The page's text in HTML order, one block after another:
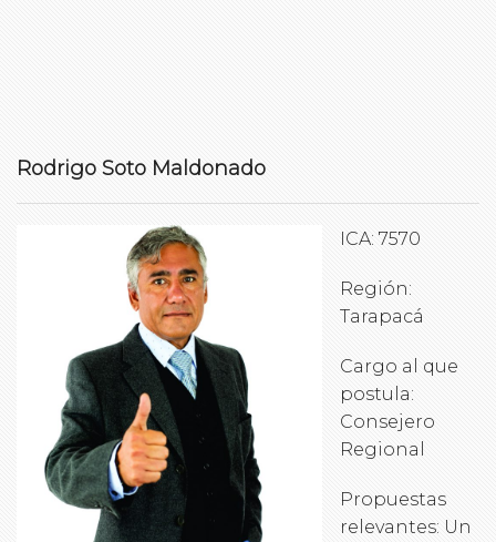
Rodrigo Soto Maldonado
ICA: 7570
Región:
Tarapacá
Cargo al que
postula:
Consejero
Regional
Propuestas
relevantes: Un